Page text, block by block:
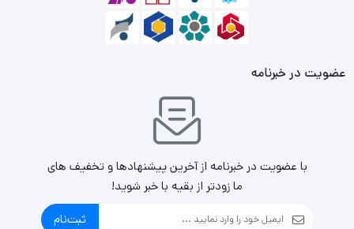
حک شده است. و همان‌طور که از نامش پیداست برای قطع و
وصل کردن شبکه بی‌سیم (Wi-Fi) به کار می‌رود.
عبارت Reset حک شده است. و شما می‌توانید با نگه داشتن آن
به مدت چند ثانیه تنظیمات دستگاه را ریست کرده. و به حالت
عضویت در خبرنامه
با عضویت در خبرنامه از آخرین پیشنهادها و تخفیف های
ما زودتر از بقیه با خبر شوید!
ثبت‌نام